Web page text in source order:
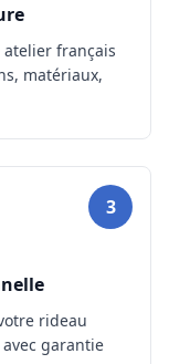
français
matériaux,
3
rideau
garantie